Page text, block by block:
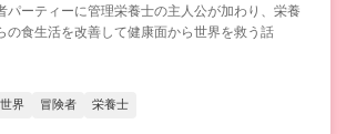
パーティーに管理栄養士の主人公が加わり、栄養
の食生活を改善して健康面から世界を救う話
界 冒険者 栄養士